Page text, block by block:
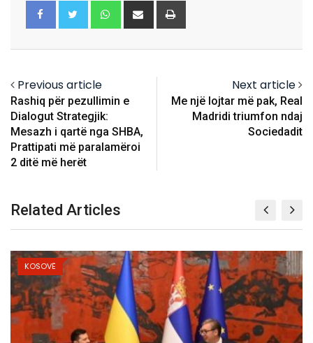
Whatsapp
Share
via
Previous article
Rashiq për pezullimin e
Dialogut Strategjik:
Mesazh i qartë nga SHBA,
Prattipati më paralamëroi
2 ditë më herët
Next article
Me një lojtar më pak, Real
Madridi triumfon ndaj
Sociedadit
Related Articles
KOSOVË